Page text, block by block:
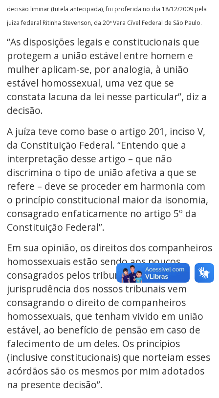
decisão liminar (tutela antecipada), foi proferida no dia 18/12/2009 pela
juíza federal Ritinha Stevenson, da 20ª Vara Cível Federal de São Paulo.
“As disposições legais e constitucionais que
protegem a união estável entre homem e
mulher aplicam-se, por analogia, à união
estável homossexual, uma vez que se
constata lacuna da lei nesse particular”, diz a
decisão.
A juíza teve como base o artigo 201, inciso V,
da Constituição Federal. “Entendo que a
interpretação desse artigo – que não
discrimina o tipo de união afetiva a que se
refere – deve se proceder em harmonia com
o princípio constitucional maior da isonomia,
consagrado enfaticamente no artigo 5º da
Constituição Federal”.
Em sua opinião, os direitos dos companheiros
homossexuais estão sendo aos poucos
consagrados pelos tribunais. “A
jurisprudência dos nossos tribunais vem
consagrando o direito de companheiros
homossexuais, que tenham vivido em união
estável, ao benefício de pensão em caso de
falecimento de um deles. Os princípios
(inclusive constitucionais) que norteiam esses
acórdãos são os mesmos por mim adotados
na presente decisão”.